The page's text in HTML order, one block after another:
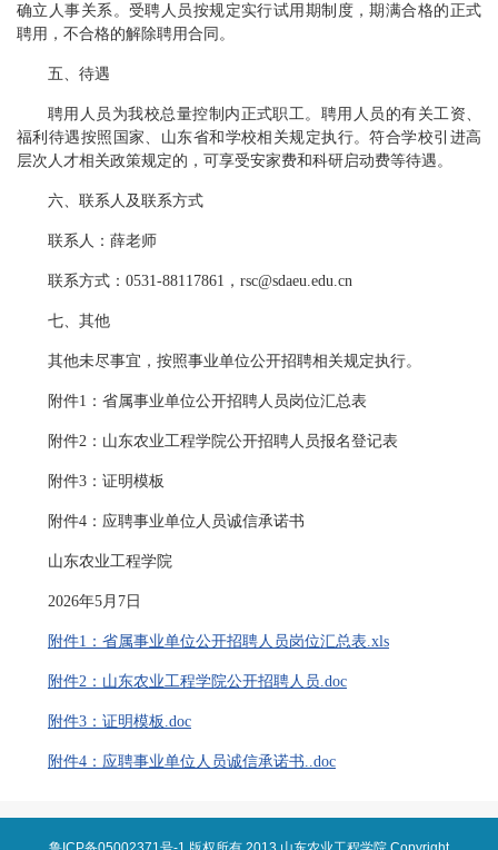
确立人事关系。受聘人员按规定实行试用期制度，期满合格的正式
聘用，不合格的解除聘用合同。
五、待遇
聘用人员为我校总量控制内正式职工。聘用人员的有关工资、
福利待遇按照国家、山东省和学校相关规定执行。符合学校引进高
层次人才相关政策规定的，可享受安家费和科研启动费等待遇。
六、联系人及联系方式
联系人：薛老师
联系方式：0531-88117861，rsc@sdaeu.edu.cn
七、其他
其他未尽事宜，按照事业单位公开招聘相关规定执行。
附件1：省属事业单位公开招聘人员岗位汇总表
附件2：山东农业工程学院公开招聘人员报名登记表
附件3：证明模板
附件4：应聘事业单位人员诚信承诺书
山东农业工程学院
2026年5月7日
附件1：省属事业单位公开招聘人员岗位汇总表.xls
附件2：山东农业工程学院公开招聘人员.doc
附件3：证明模板.doc
附件4：应聘事业单位人员诚信承诺书..doc